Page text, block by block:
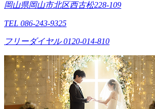
岡山県岡山市北区西古松228-109
TEL 086-243-9325
フリーダイヤル 0120-014-810